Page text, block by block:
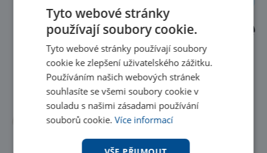
Tyto webové stránky
používají soubory cookie.
Tyto webové stránky používají soubory
cookie ke zlepšení uživatelského zážitku.
Používáním našich webových stránek
souhlasíte se všemi soubory cookie v
souladu s našimi zásadami používání
souborů cookie. Více informací